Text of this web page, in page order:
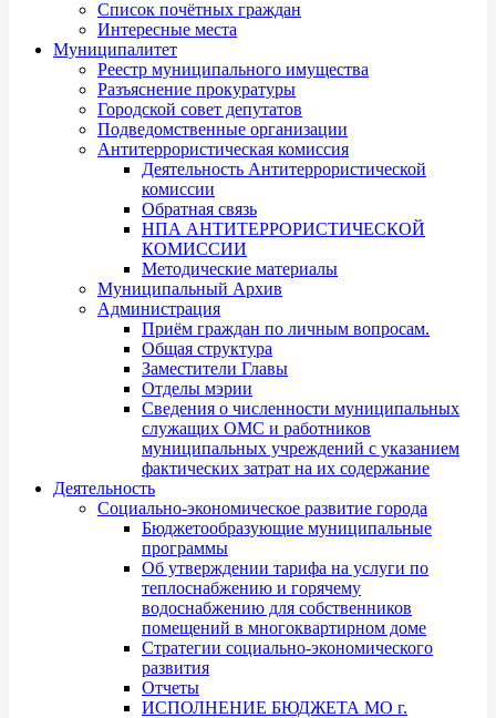
Список почётных граждан
Интересные места
Муниципалитет
Реестр муниципального имущества
Разъяснение прокуратуры
Городской совет депутатов
Подведомственные организации
Антитеррористическая комиссия
Деятельность Антитеррористической
комиссии
Обратная связь
НПА АНТИТЕРРОРИСТИЧЕСКОЙ
КОМИССИИ
Методические материалы
Муниципальный Архив
Администрация
Приём граждан по личным вопросам.
Общая структура
Заместители Главы
Отделы мэрии
Сведения о численности муниципальных
служащих ОМС и работников
муниципальных учреждений с указанием
фактических затрат на их содержание
Деятельность
Социально-экономическое развитие города
Бюджетообразующие муниципальные
программы
Об утверждении тарифа на услуги по
теплоснабжению и горячему
водоснабжению для собственников
помещений в многоквартирном доме
Стратегии социально-экономического
развития
Отчеты
ИСПОЛНЕНИЕ БЮДЖЕТА МО г.